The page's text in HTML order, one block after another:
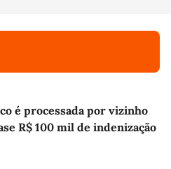
é processada por vizinho
R$ 100 mil de indenização